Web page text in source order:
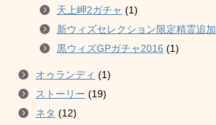
天上岬2ガチャ (1)
新ウィズセレクション限定精霊追加
黒ウィズGPガチャ2016 (1)
オゥランディ (1)
ストーリー (19)
ネタ (12)